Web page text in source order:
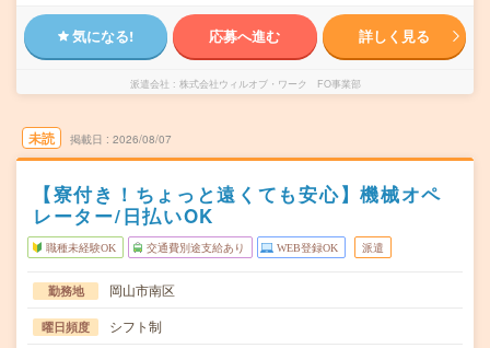
気になる! 応募へ進む 詳しく見る
派遣会社 株式会社ウィルオブ・ワーク FO事業部
未読 掲載日 2026/08/07
【寮付き！ちょっと遠くても安心】機械オペ
レーター/日払いOK
職種未経験OK 交通費別途支給あり WEB登録OK 派遣
勤務地 岡山市南区
曜日頻度 シフト制